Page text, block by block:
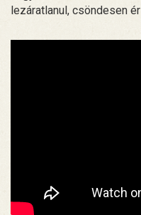
lezáratlanul, csöndesen